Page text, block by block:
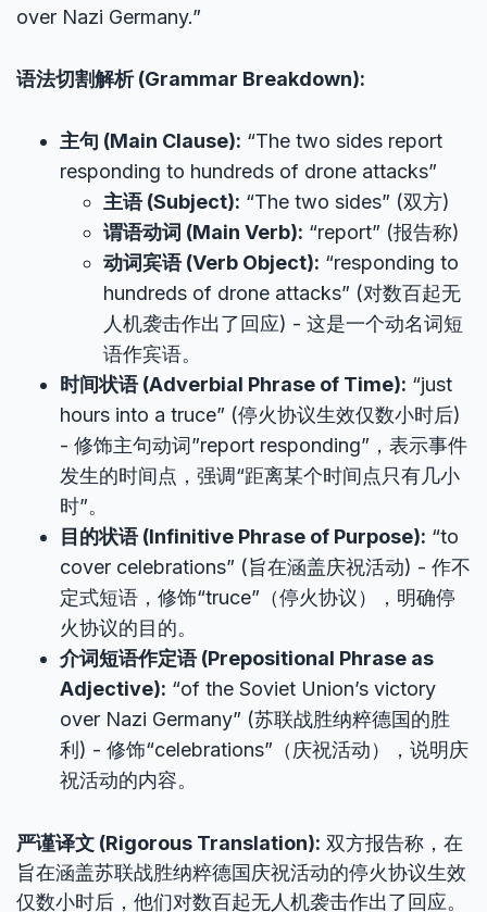
over Nazi Germany.”
语法切割解析 (Grammar Breakdown):
主句 (Main Clause): “The two sides report
responding to hundreds of drone attacks”
主语 (Subject): “The two sides” (双方)
谓语动词 (Main Verb): “report” (报告称)
动词宾语 (Verb Object): “responding to
hundreds of drone attacks” (对数百起无
人机袭击作出了回应) - 这是一个动名词短
语作宾语。
时间状语 (Adverbial Phrase of Time): “just
hours into a truce” (停火协议生效仅数小时后)
- 修饰主句动词”report responding”，表示事件
发生的时间点，强调“距离某个时间点只有几小
时”。
目的状语 (Infinitive Phrase of Purpose): “to
cover celebrations” (旨在涵盖庆祝活动) - 作不
定式短语，修饰“truce”（停火协议），明确停
火协议的目的。
介词短语作定语 (Prepositional Phrase as
Adjective): “of the Soviet Union’s victory
over Nazi Germany” (苏联战胜纳粹德国的胜
利) - 修饰“celebrations”（庆祝活动），说明庆
祝活动的内容。
严谨译文 (Rigorous Translation): 双方报告称，在
旨在涵盖苏联战胜纳粹德国庆祝活动的停火协议生效
仅数小时后，他们对数百起无人机袭击作出了回应。